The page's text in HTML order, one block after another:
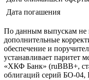
Дата погашения
По данным выпускам не
дополнительные
обеспечение и
устанавливает
«ХКФ Банк» (ruBBB+,
облигаций серий БО-